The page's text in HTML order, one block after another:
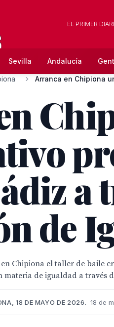
EL PRIMER
Sevilla Andalucía
Arranca en Chipiona
a
de
Chipiona el taller de baile
de igualdad a través
18 DE MAYO DE 2026. 18 de